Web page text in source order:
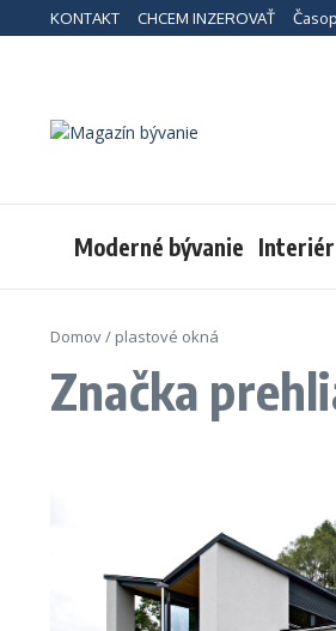
Preskočiť na obsah
KONTAKT CHCEM INZEROVAŤ
Moderné bývanie
Domov/ plastové okná
Značka